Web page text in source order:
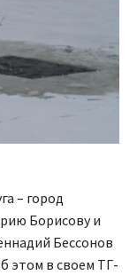
– город
Борисову и
Бессонов
этом в своем ТГ-